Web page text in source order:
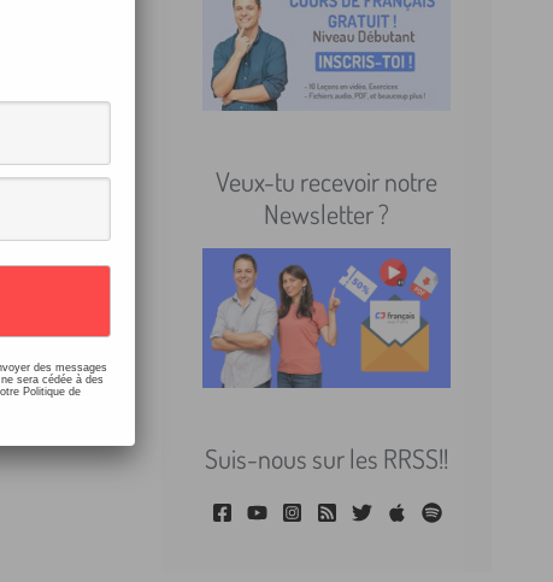
Veux-tu recevoir notre
Newsletter ?
Suis-nous sur les RRSS!!
des messages
sera cédée à des
Politique de